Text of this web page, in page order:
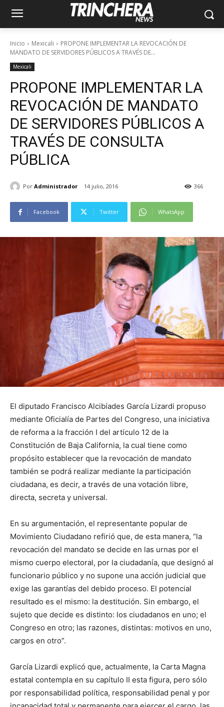
Inicio Mexicali
PROPONE IMPLEMENTAR LA REVOCACIÓN DE
MANDATO DE SERVIDORES PÚBLICOS A TRAVÉS DE...
Mexicali
PROPONE IMPLEMENTAR LA
REVOCACIÓN DE MANDATO
DE SERVIDORES PÚBLICOS A
TRAVÉS DE CONSULTA
PÚBLICA
Por Administrador 14 julio, 2016 366
Facebook Twitter WhatsApp
El diputado Francisco Alcibíades García Lizardi propuso
mediante Oficialía de Partes del Congreso, una iniciativa
de reforma a la fracción I del artículo 12 de la
Constitución de Baja California, la cual tiene como
propósito establecer que la revocación de mandato
también se podrá realizar mediante la participación
ciudadana, es decir, a través de una votación libre,
directa, secreta y universal.
En su argumentación, el representante popular de
Movimiento Ciudadano refirió que, de esta manera, “la
revocación del mandato se decide en las urnas por el
mismo cuerpo electoral, por la ciudadanía, que desig­nó al
funcionario público y no supone una acción judicial que
exige las garantías del debido proceso. El potencial
resultado es el mismo: la destitución. Sin embargo, el
sujeto que decide es distinto: los ciudadanos en uno; el
Congreso en otro; las razones, distintas: motivos en uno,
cargos en otro”.
García Lizardi explicó que, actualmente, la Carta Magna
estatal contempla en su capítulo II esta figura, pero sólo
por responsabilidad política, responsabilidad penal y por